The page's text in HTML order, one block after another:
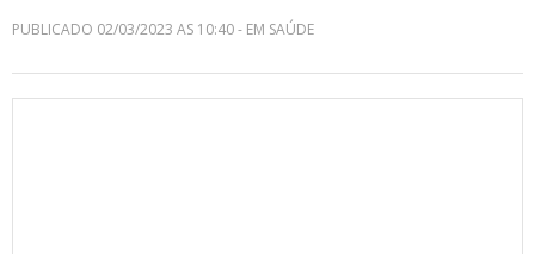
PUBLICADO 02/03/2023 AS 10:40 - EM SAÚDE